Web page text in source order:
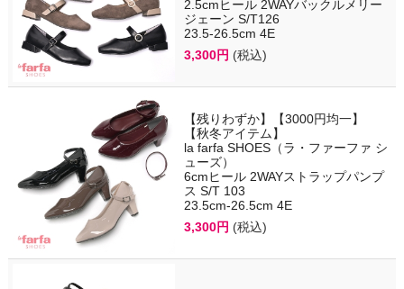
2.5cmヒール 2WAYバックルメリー
ジェーン S/T126
23.5-26.5cm 4E
3,300円 (税込)
【残りわずか】【3000円均一】
【秋冬アイテム】
la farfa SHOES（ラ・ファーファ シ
ューズ）
6cmヒール 2WAYストラップパンプ
ス S/T 103
23.5cm-26.5cm 4E
3,300円 (税込)